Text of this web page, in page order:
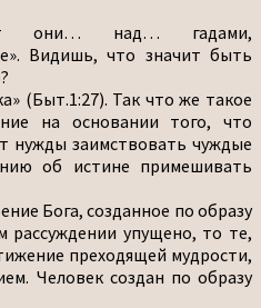
они… над… гадами,
Видишь, что значит быть
(Быт.1:27). Так что же такое
на основании того, что
нужды заимствовать чуждые
об истине примешивать
Бога, созданное по образу
рассуждении упущено, то те,
преходящей мудрости,
Человек создан по образу